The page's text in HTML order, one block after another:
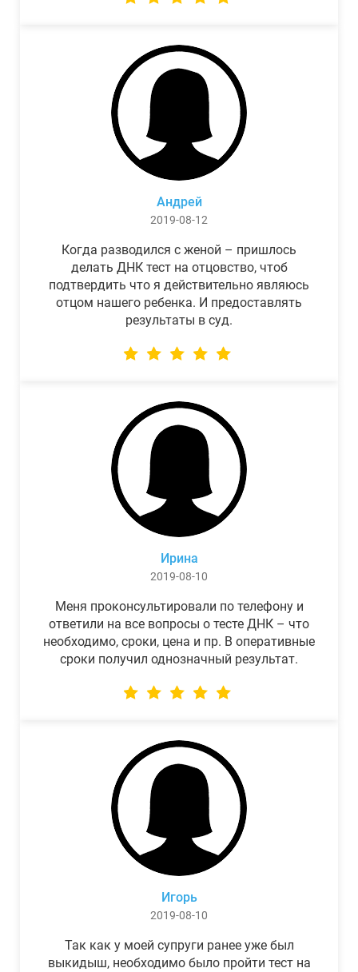
Андрей
2019-08-12
Когда разводился с женой – пришлось
делать ДНК тест на отцовство, чтоб
подтвердить что я действительно являюсь
отцом нашего ребенка. И предоставлять
результаты в суд.
Ирина
2019-08-10
Меня проконсультировали по телефону и
ответили на все вопросы о тесте ДНК – что
необходимо, сроки, цена и пр. В оперативные
сроки получил однозначный результат.
Игорь
2019-08-10
Так как у моей супруги ранее уже был
выкидыш, необходимо было пройти тест на